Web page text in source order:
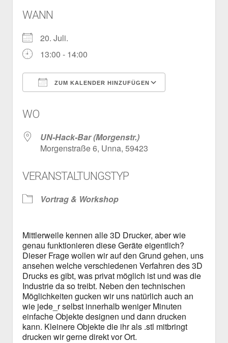
WANN
20. Juli.
13:00 - 14:00
ZUM KALENDER HINZUFÜGEN
WO
UN-Hack-Bar (Morgenstr.)
Morgenstraße 6, Unna, 59423
VERANSTALTUNGSTYP
Vortrag & Workshop
Mittlerweile kennen alle 3D Drucker, aber wie
genau funktionieren diese Geräte eigentlich?
Dieser Frage wollen wir auf den Grund gehen, uns
ansehen welche verschiedenen Verfahren des 3D
Drucks es gibt, was privat möglich ist und was die
Industrie da so treibt. Neben den technischen
Möglichkeiten gucken wir uns natürlich auch an
wie jede_r selbst innerhalb weniger Minuten
einfache Objekte designen und dann drucken
kann. Kleinere Objekte die ihr als .stl mitbringt
drucken wir gerne direkt vor Ort.